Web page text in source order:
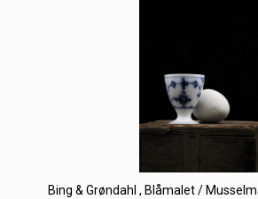
Bing & Grøndahl , Blåmalet /